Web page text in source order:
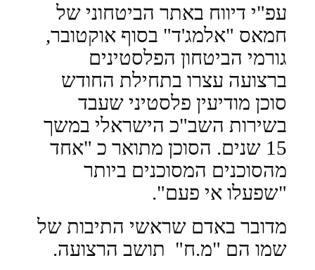
עפ"י דיווח באתר הביטחוני של
חמאס "אלמג'ד" בסוף אוקטובר,
גורמי הביטחון הפלסטינים
ברצועה עצרו בתחילת החודש
סוכן מודיעין פלסטיני שעבד
בשירות השב"כ הישראלי במשך
15 שנים. הסוכן מתואר כ "אחד
מהסוכנים המסוכנים ביותר
שפעלו אי פעם"."
מדובר באדם שראשי התיבות של
שמו הם "מ.ח" תושב הרצועה.